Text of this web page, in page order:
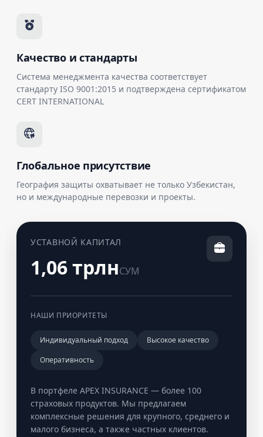
Качество и стандарты
Система менеджмента качества соответствует
стандарту ISO 9001:2015 и подтверждена сертификатом
CERT INTERNATIONAL
Глобальное присутствие
География защиты охватывает не только Узбекистан,
но и международные перевозки и проекты.
УСТАВНОЙ КАПИТАЛ
1,06 трлнСУМ
НАШИ ПРИОРИТЕТЫ
Индивидуальный подход
Высокое качество
Оперативность
В портфеле APEX INSURANCE — более 100
страховых продуктов. Мы предлагаем
комплексные решения для крупного, среднего и
малого бизнеса, а также частных клиентов.